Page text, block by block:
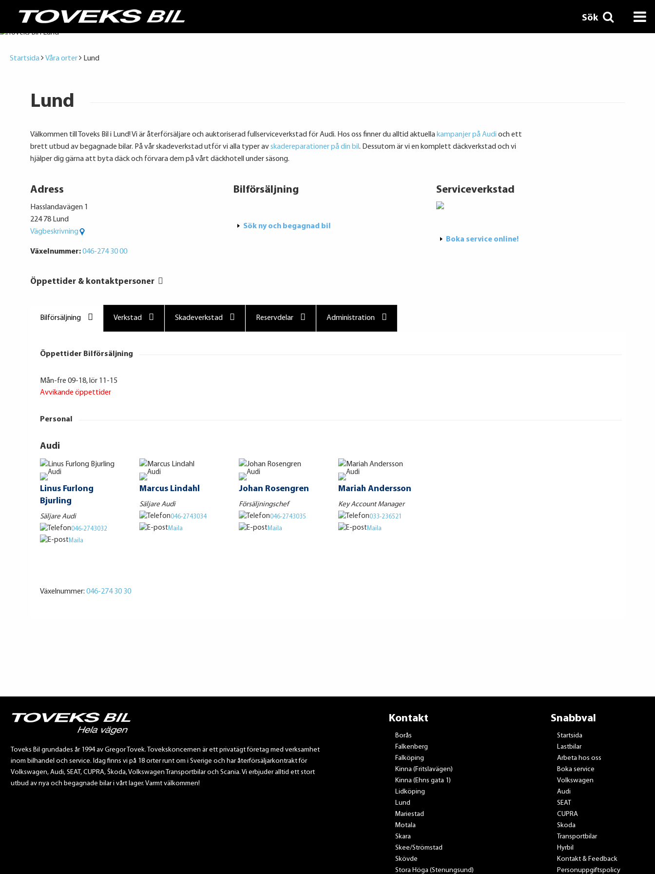
Sök
Startsida Våra orter Lund
Lund
Välkommen till Toveks Bil i Lund! Vi är återförsäljare och auktoriserad fullserviceverkstad för Audi. Hos oss finner du alltid aktuellakampanjer på Audi och ett
brett utbud av begagnade bilar. På vår skadeverkstad utför vi alla typer avskadereparationer på din bil. Dessutom är vi en komplett däckverkstad och vi
hjälper dig gärna att byta däck och förvara dem på vårt däckhotell under säsong.
Adress
Hasslandavägen 1
224 78 Lund
Vägbeskrivning
Växelnummer:046-274 30 00
Bilförsäljning
Sök ny och begagnad bil
Serviceverkstad
Boka service online!
Öppettider & kontaktpersoner
Bilförsäljning Verkstad Skadeverkstad Reservdelar Administration
Öppettider Bilförsäljning
Mån-fre 09-18, lör 11-15
Avvikande öppettider
Personal
Audi
Linus Furlong
Bjurling
Säljare Audi
046-2743032
Maila
Marcus Lindahl
Säljare Audi
046-2743034
Maila
Johan Rosengren
Försäljningschef
046-2743035
Maila
Mariah Andersson
Key Account Manager
033-236521
Maila
Växelnummer: 046-274 30 30
Toveks Bil grundades år 1994 av Gregor Tovek. Tovekskoncernen är ett privatägt företag med verksamhet
inom bilhandel och service. Idag finns vi på 18 orter runt om i Sverige och har återförsäljarkontrakt för
Volkswagen, Audi, SEAT, CUPRA, Škoda, Volkswagen Transportbilar och Scania. Vi erbjuder alltid ett stort
utbud av nya och begagnade bilar i vårt lager. Varmt välkommen!
Kontakt
Borås
Falkenberg
Falköping
Kinna (Fritslavägen)
Kinna (Ehns gata 1)
Lidköping
Lund
Mariestad
Motala
Skara
Skee/Strömstad
Skövde
Stora Höga (Stenungsund)
Snabbval
Startsida
Lastbilar
Arbeta hos oss
Boka service
Volkswagen
Audi
SEAT
CUPRA
Skoda
Transportbilar
Hyrbil
Kontakt & Feedback
Personuppgiftspolicy